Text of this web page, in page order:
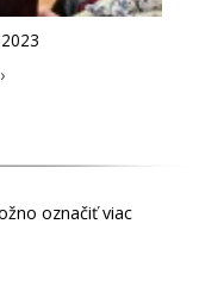
označiť viac